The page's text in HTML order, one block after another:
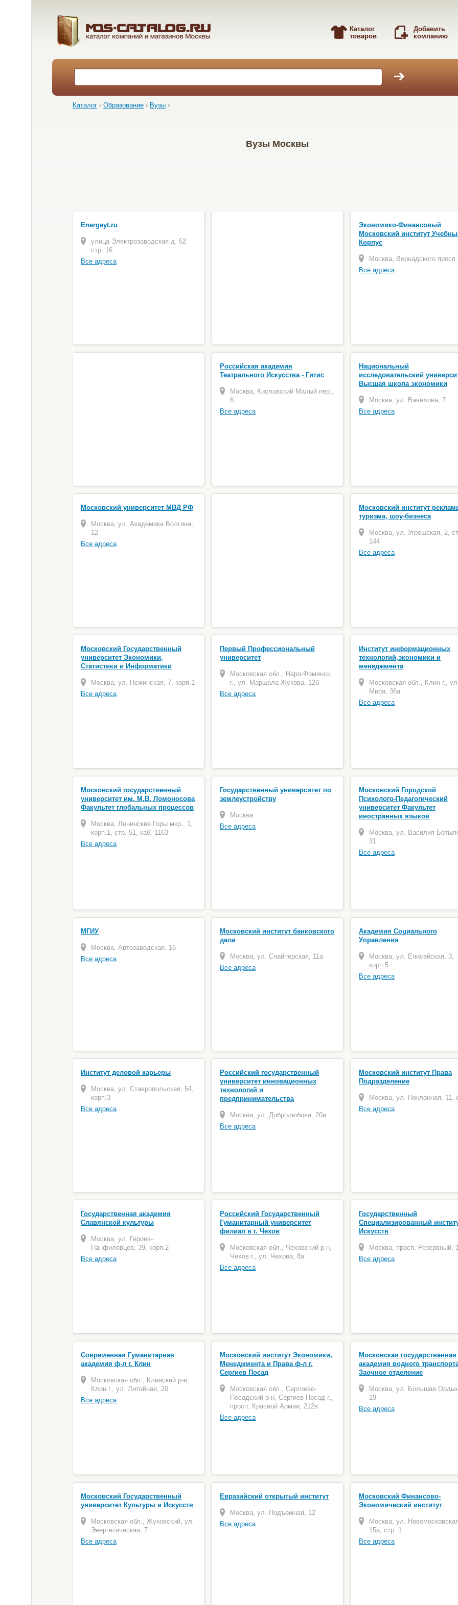
Каталог
товаров
Добавить
компанию
Каталог › Образование › Вузы ›
Вузы Москвы
Energeyt.ru
улица Электрозаводская д. 52
стр. 16
Все адреса
Экономико-Финансовый
Московский институт
Корпус
Москва, Вернадского
Все адреса
Российская академия
Театрального Искусства - Гитис
Москва, Кисловский Малый пер.,
6
Все адреса
Национальный
исследовательский
Высшая школа экономики
Москва, ул. Вавилова, 7
Все адреса
Московский университет МВД РФ
Москва, ул. Академика Волгина,
12
Все адреса
Московский институт
туризма, шоу-бизнеса
Москва, ул. Угрешская, 2,
144
Все адреса
Московский Государственный
университет Экономики,
Статистики и Информатики
Москва, ул. Нежинская, 7, корп.1
Все адреса
Первый Профессиональный
университет
Московская обл., Наро-Фоминск
г., ул. Маршала Жукова, 12б
Все адреса
Институт информационных
технологий,экономики и
менеджмента
Московская обл., Клин г.,
Мира, 36а
Все адреса
Московский государственный
университет им. М.В. Ломоносова
Факультет глобальных процессов
Москва, Ленинские Горы мкр., 1,
корп.1, стр. 51, каб. 1163
Все адреса
Государственный университет по
землеустройству
Москва
Все адреса
Московский Городской
Психолого-Педагогический
университет Факультет
иностранных языков
Москва, ул. Василия
31
Все адреса
МГИУ
Москва, Автозаводская, 16
Все адреса
Московский институт банковского
дела
Москва, ул. Снайперская, 11а
Все адреса
Академия Социального
Управления
Москва, ул. Енисейская, 3,
корп.5
Все адреса
Институт деловой карьеры
Москва, ул. Ставропольская, 54,
корп.3
Все адреса
Российский государственный
университет инновационных
технологий и
предпринимательства
Москва, ул. Добролюбова, 20а
Все адреса
Московский институт Права
Подразделение
Москва, ул. Поклонная, 11,
Все адреса
Государственная академия
Славянской культуры
Москва, ул. Героев-
Панфиловцев, 39, корп.2
Все адреса
Российский Государственный
Гуманитарный университет
филиал в г. Чехов
Московская обл., Чеховский р-н,
Чехов г., ул. Чехова, 8а
Все адреса
Государственный
Специализированный
Искусств
Москва, просп. Резервный,
Все адреса
Современная Гуманитарная
академия ф-л г. Клин
Московская обл., Клинский р-н,
Клин г., ул. Литейная, 20
Все адреса
Московский институт Экономики,
Менеджмента и Права ф-л г.
Сергиев Посад
Московская обл., Сергиево-
Посадский р-н, Сергиев Посад г.,
просп. Красной Армии, 212в
Все адреса
Московская государственная
академия водного
Заочное отделение
Москва, ул. Большая
19
Все адреса
Московский Государственный
университет Культуры и Искусств
Московская обл., Жуковский, ул.
Энергетическая, 7
Все адреса
Евразийский открытый институт
Москва, ул. Подъемная, 12
Все адреса
Московский Финансово-
Экономический институт
Москва, ул.
15а, стр. 1
Все адреса